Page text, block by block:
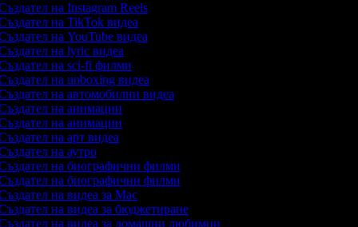
на Instagram Reels
на TikTok видеа
на YouTube видеа
на lyric видеа
на sci-fi филми
на unboxing видеа
на автомобилни видеа
на анимации
на анимации
на арт видеа
на аутро
на биографични филми
на биографични филми
на видеа за Mac
на видеа за бюджетиране
на видеа за домашни любимци